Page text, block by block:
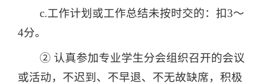
c.工作计划或工作总结未按时交的：扣3～
4分。
② 认真参加专业学生分会组织召开的会议
或活动，不迟到、不早退、不无故缺席，积极